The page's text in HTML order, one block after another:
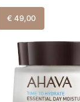
€ 49,00